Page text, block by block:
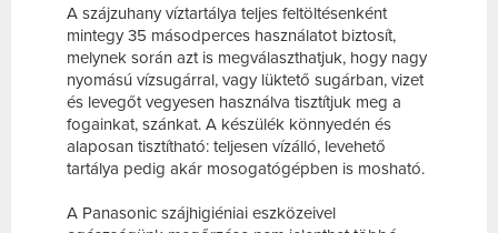
A szájzuhany víztartálya teljes feltöltésenként
mintegy 35 másodperces használatot biztosít,
melynek során azt is megválaszthatjuk, hogy nagy
nyomású vízsugárral, vagy lüktető sugárban, vizet
és levegőt vegyesen használva tisztítjuk meg a
fogainkat, szánkat. A készülék könnyedén és
alaposan tisztítható: teljesen vízálló, levehető
tartálya pedig akár mosogatógépben is mosható.
A Panasonic szájhigiéniai eszközeivel